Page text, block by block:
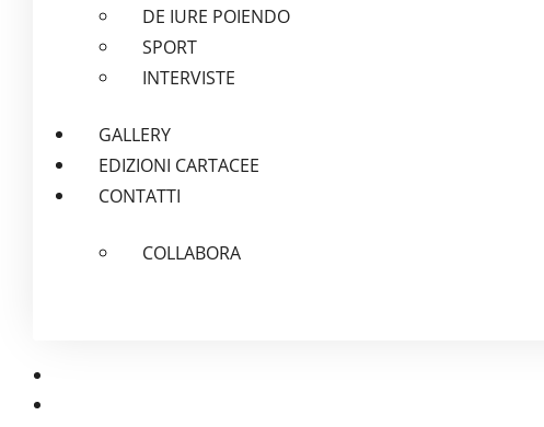
DE IURE POIENDO
SPORT
INTERVISTE
GALLERY
EDIZIONI CARTACEE
CONTATTI
COLLABORA